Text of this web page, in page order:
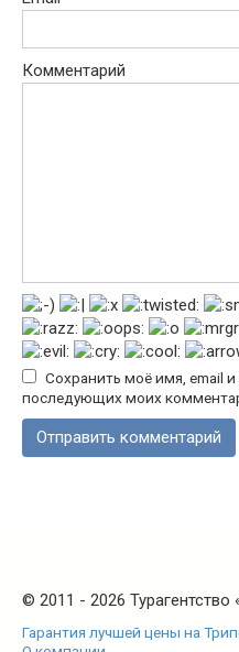
Комментарий
Сохранить моё имя, email и
последующих моих
© 2011 - 2026 Турагентство
Гарантия лучшей цены на